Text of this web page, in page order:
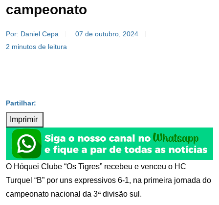
campeonato
Por: Daniel Cepa
07 de outubro, 2024
2 minutos de leitura
Imprimir
O Hóquei Clube “Os Tigres” recebeu e venceu o HC
Turquel “B” por uns expressivos 6-1, na primeira jornada do
campeonato nacional da 3ª divisão sul.